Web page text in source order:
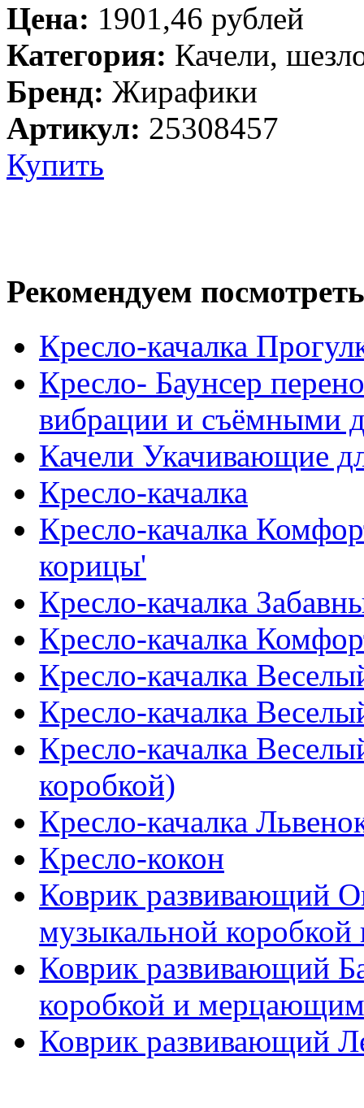
Цена: 1901,46 рублей
Категория: Качели,
Бренд: Жирафики
Артикул: 25308457
Купить
Рекомендуем
Кресло-качалка
Кресло- Баунсер
вибрации и съёмными
Качели Укачивающие
Кресло-качалка
Кресло-качалка
корицы'
Кресло-качалка
Кресло-качалка
Кресло-качалка
Кресло-качалка
Кресло-качалка
коробкой)
Кресло-качалка
Кресло-кокон
Коврик развивающий
музыкальной
Коврик развивающий
коробкой и мерцающим
Коврик развивающий